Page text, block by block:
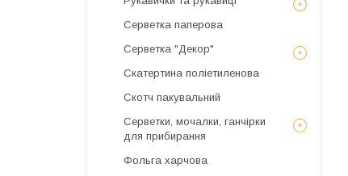
Серветка паперова
Серветка "Декор"
Скатертина поліетиленова
Скотч пакувальний
Серветки, мочалки, ганчірки
для прибирання
Фольга харчова